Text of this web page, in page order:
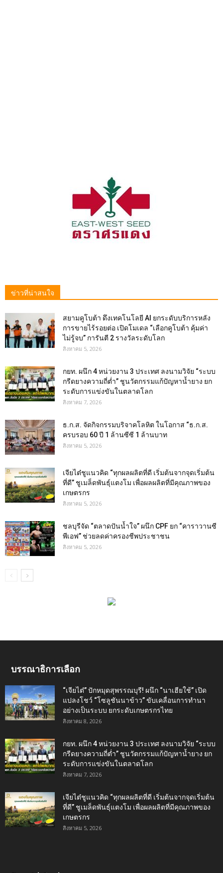
ข่าวที่น่าสนใจ
สยามคูโบต้า ดึงเทคโนโลยี AI ยกระดับบริการหลัง
การขายไร้รอยต่อ เปิดโมเดล “เลือกคูโบต้า คุ้มค่า
ไม่รู้จบ” การันตี 2 รางวัลระดับโลก
สิงหาคม 5, 2026
กยท. ผนึก 4 หน่วยงาน 3 ประเทศ ลงนามวิจัย “ระบบ
กรีดยางความถี่ต่ำ” ชูนวัตกรรมแก้ปัญหาน้ำยาง ยก
ระดับการแข่งขันในตลาดโลก
สิงหาคม 7, 2026
ธ.ก.ส. จัดกิจกรรมบริจาคโลหิต ในโอกาส “ธ.ก.ส.
ครบรอบ 60 ปี 1 ล้านซีซี 1 ล้านบาท
สิงหาคม 5, 2026
เจียไต๋ชูแนวคิด “ทุกผลผลิตที่ดี เริ่มต้นจากจุดเริ่มต้น
ที่ดี” ชูเมล็ดพันธุ์แตงโม เพื่อผลผลิตที่มีคุณภาพของ
เกษตรกร
สิงหาคม 5, 2026
ชลบุรีจัด “ตลาดปันน้ำใจ” ผนึก CPF ยก “คาราวานซี
พีเอฟ” ช่วยลดค่าครองชีพประชาชน
สิงหาคม 5, 2026
บรรณาธิการเลือก
“เจียไต๋” ปักหมุดสุพรรณบุรี! ผนึก “นาเฮียใช้” เปิด
แปลงโชว์ “โซลูชันนาข้าว” ขับเคลื่อนการทำนา
อย่างเป็นระบบ ยกระดับเกษตรกรไทย
สิงหาคม 8, 2026
กยท. ผนึก 4 หน่วยงาน 3 ประเทศ ลงนามวิจัย “ระบบ
กรีดยางความถี่ต่ำ” ชูนวัตกรรมแก้ปัญหาน้ำยาง ยก
ระดับการแข่งขันในตลาดโลก
สิงหาคม 7, 2026
เจียไต๋ชูแนวคิด “ทุกผลผลิตที่ดี เริ่มต้นจากจุดเริ่มต้น
ที่ดี” ชูเมล็ดพันธุ์แตงโม เพื่อผลผลิตที่มีคุณภาพของ
เกษตรกร
สิงหาคม 5, 2026